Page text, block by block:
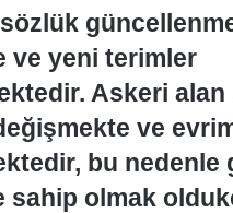
sözlük
ve yeni terimler
Askeri
ve
bu nedenle
sahip olmak